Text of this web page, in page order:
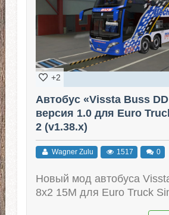
+2
Автобус «Vissta Buss
версия 1.0 для Euro
2 (v1.38.x)
Wagner Zulu 1517 0
Новый мод автобуса
8x2 15M для Euro Truck